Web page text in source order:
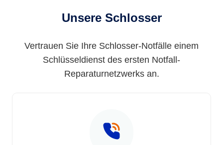
Unsere Schlosser
Vertrauen Sie Ihre Schlosser-Notfälle einem
Schlüsseldienst des ersten Notfall-
Reparaturnetzwerks an.